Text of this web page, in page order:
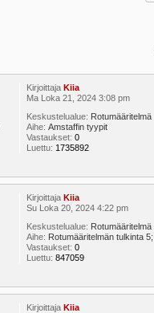
Kirjoittaja Kiia
Ma Loka 21, 2024 3:08 pm
Keskustelualue: Rotumääritelmä
Aihe:Amstaffin tyypit
Vastaukset:0
Luettu: 1735892
Kirjoittaja Kiia
Su Loka 20, 2024 4:22 pm
Keskustelualue: Rotumääritelmä
Aihe: Rotumääritelmän tulkinta
Vastaukset:0
Luettu:847059
Kirjoittaja Kiia